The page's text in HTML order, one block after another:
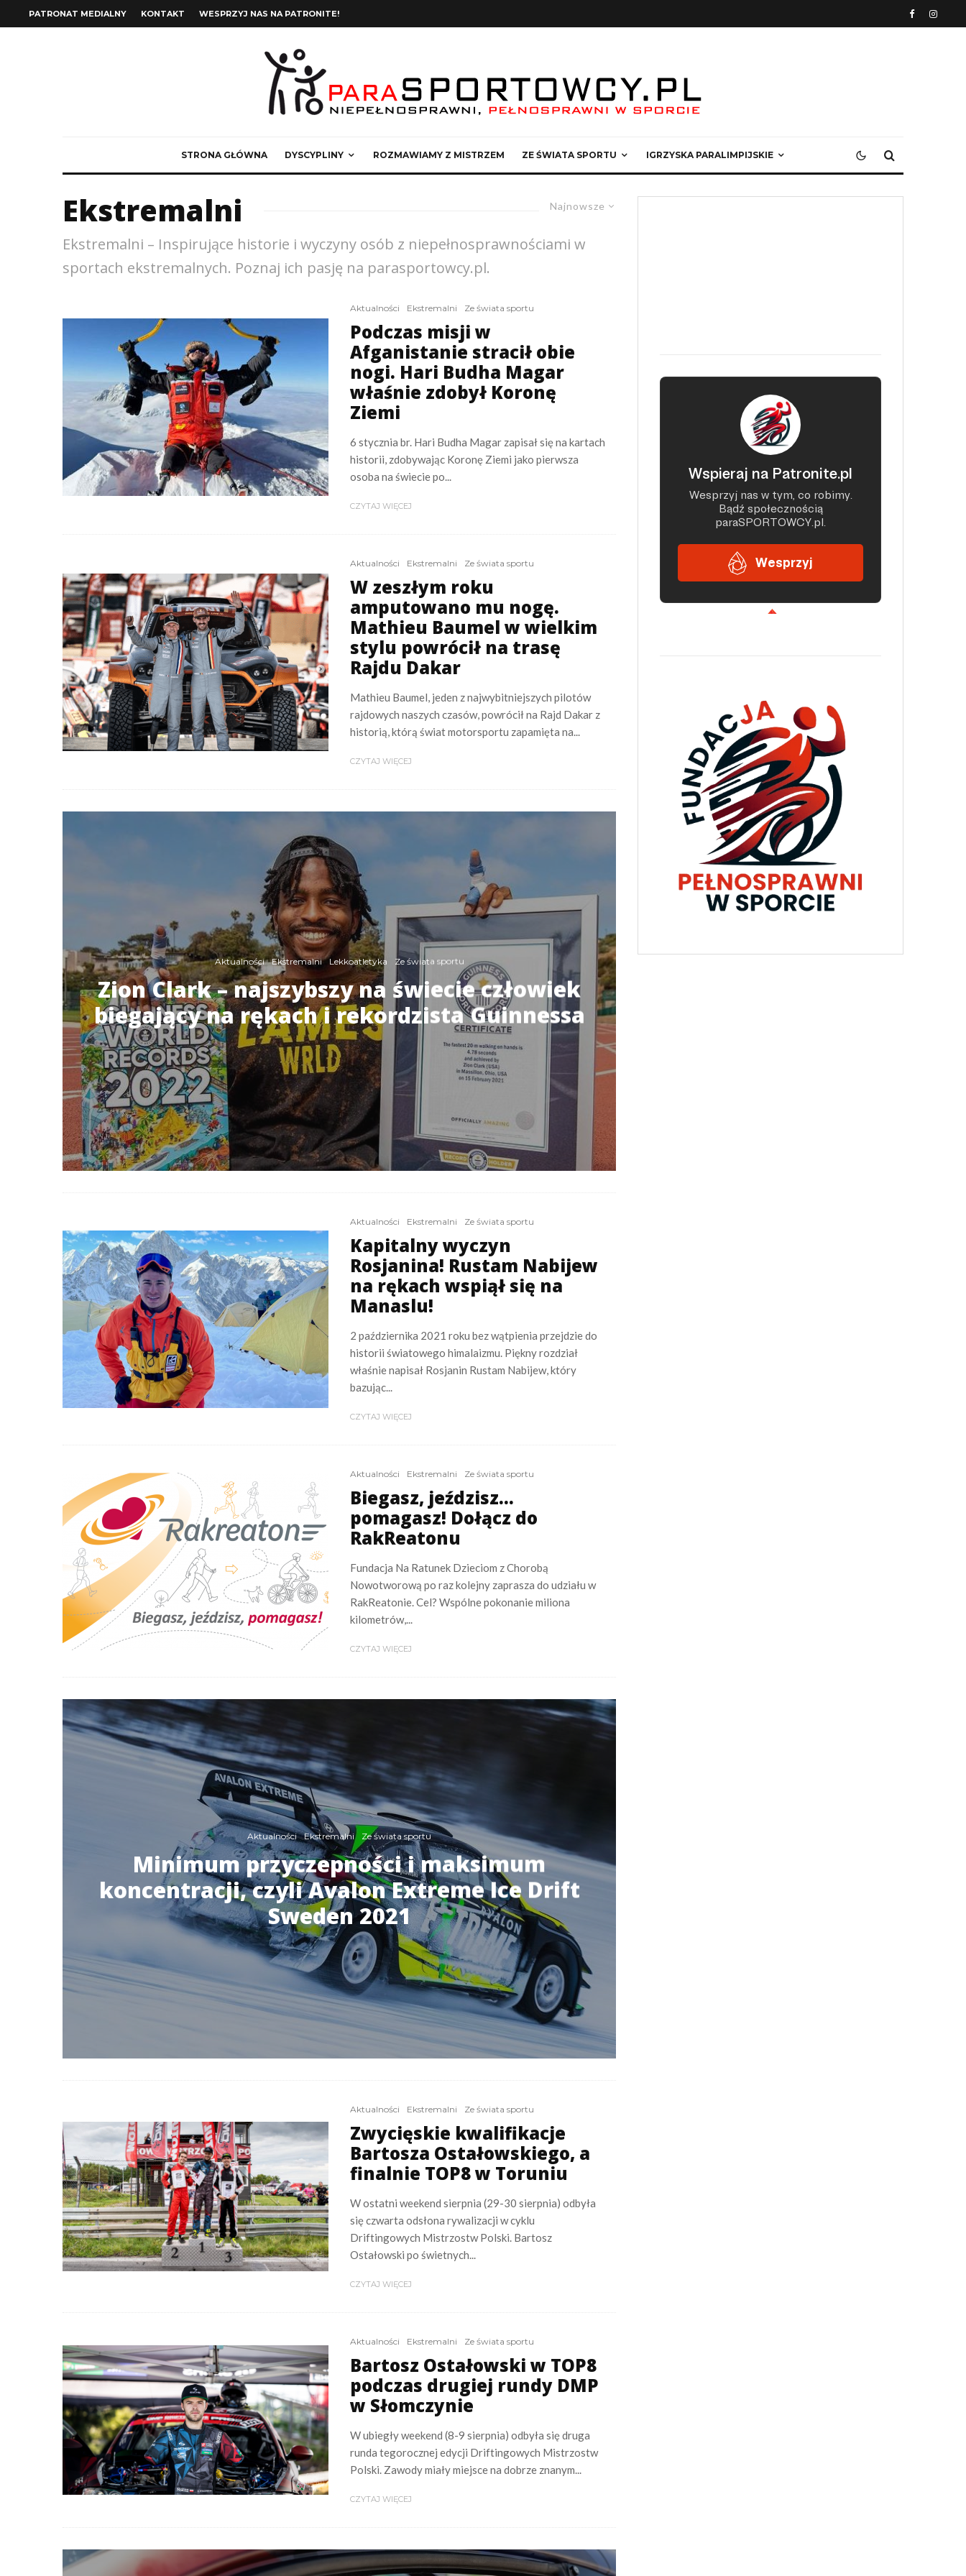
PATRONAT MEDIALNY KONTAKT WESPRZYJ NAS NA PATRONITE!
STRONA GŁÓWNA DYSCYPLINY ROZMAWIAMY Z MISTRZEM ZE ŚWIATA SPORTU IGRZYSKA PARALIMPIJSKIE
Najnowsze
Ekstremalni
Ekstremalni – Inspirujące historie i wyczyny osób z niepełnosprawnościami w
sportach ekstremalnych. Poznaj ich pasję na parasportowcy.pl.
Aktualności Ekstremalni Ze świata sportu
Podczas misji w
Afganistanie stracił obie
nogi. Hari Budha Magar
właśnie zdobył Koronę
Ziemi
6 stycznia br. Hari Budha Magar zapisał się na kartach
historii, zdobywając Koronę Ziemi jako pierwsza
osoba na świecie po...
CZYTAJ WIĘCEJ
Aktualności Ekstremalni Ze świata sportu
W zeszłym roku
amputowano mu nogę.
Mathieu Baumel w wielkim
stylu powrócił na trasę
Rajdu Dakar
Mathieu Baumel, jeden z najwybitniejszych pilotów
rajdowych naszych czasów, powrócił na Rajd Dakar z
historią, którą świat motorsportu zapamięta na...
CZYTAJ WIĘCEJ
Aktualności Ekstremalni Lekkoatletyka Ze świata sportu
Zion Clark – najszybszy na świecie człowiek
biegający na rękach i rekordzista Guinnessa
Aktualności Ekstremalni Ze świata sportu
Kapitalny wyczyn
Rosjanina! Rustam Nabijew
na rękach wspiął się na
Manaslu!
2 października 2021 roku bez wątpienia przejdzie do
historii światowego himalaizmu. Piękny rozdział
właśnie napisał Rosjanin Rustam Nabijew, który
bazując...
CZYTAJ WIĘCEJ
Aktualności Ekstremalni Ze świata sportu
Biegasz, jeździsz…
pomagasz! Dołącz do
RakReatonu
Fundacja Na Ratunek Dzieciom z Chorobą
Nowotworową po raz kolejny zaprasza do udziału w
RakReatonie. Cel? Wspólne pokonanie miliona
kilometrów,...
CZYTAJ WIĘCEJ
Aktualności Ekstremalni Ze świata sportu
Minimum przyczepności i maksimum
koncentracji, czyli Avalon Extreme Ice Drift
Sweden 2021
Aktualności Ekstremalni Ze świata sportu
Zwycięskie kwalifikacje
Bartosza Ostałowskiego, a
finalnie TOP8 w Toruniu
W ostatni weekend sierpnia (29-30 sierpnia) odbyła
się czwarta odsłona rywalizacji w cyklu
Driftingowych Mistrzostw Polski. Bartosz
Ostałowski po świetnych...
CZYTAJ WIĘCEJ
Aktualności Ekstremalni Ze świata sportu
Bartosz Ostałowski w TOP8
podczas drugiej rundy DMP
w Słomczynie
W ubiegły weekend (8-9 sierpnia) odbyła się druga
runda tegorocznej edycji Driftingowych Mistrzostw
Polski. Zawody miały miejsce na dobrze znanym...
CZYTAJ WIĘCEJ